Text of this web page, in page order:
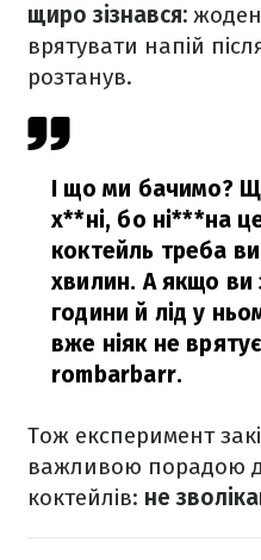
щиро зізнався:
врятувати напій
розтанув.
І що ми бачимо?
х**ні, бо ні***на
коктейль треба
хвилин. А якщо ви
години й лід у
вже ніяк не
rombarbarr.
Тож експеримент
важливою порадою
коктейлів: не